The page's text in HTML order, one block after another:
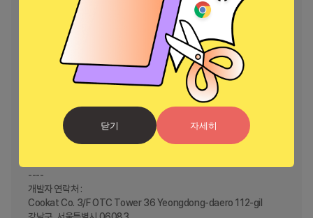
닫기 자세히
- 알림 : 앱 알림
- 전화 : 고객센터 문의 연결
- 카메라 : 리뷰등록 사진 촬영
- 저장공간 : 이미지 캐시, 리뷰등록 사진 첨부
-기종별로 선택적 접근 권한 항목이 상이할 수 있습니다.
-권한이 필요한 특정 기능 사용의 경우에만 동의를 요청하고 있으며, 비
허용 시에도 권한이 필요하지 않은 기타 서비스 이용은 가능합니다.
[이용 문의]
고객센터 1668-3525
----
개발자 연락처 :
Cookat Co. 3/F OTC Tower 36 Yeongdong-daero 112-gil